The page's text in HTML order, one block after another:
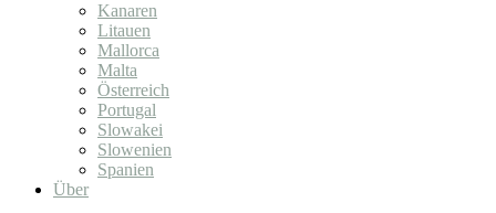
Kanaren
Litauen
Mallorca
Malta
Österreich
Portugal
Slowakei
Slowenien
Spanien
Über